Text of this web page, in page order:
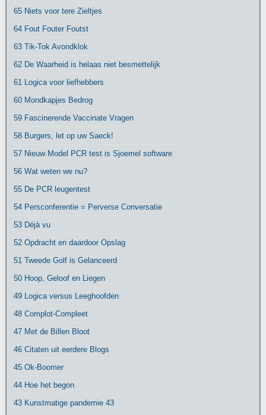
65 Niets voor tere Zieltjes
64 Fout Fouter Foutst
63 Tik-Tok Avondklok
62 De Waarheid is helaas niet besmettelijk
61 Logica voor liefhebbers
60 Mondkapjes Bedrog
59 Fascinerende Vaccinate Vragen
58 Burgers, let op uw Saeck!
57 Nieuw Model PCR test is Sjoemel software
56 Wat weten we nu?
55 De PCR leugentest
54 Persconferentie = Perverse Conversatie
53 Déjà vu
52 Opdracht en daardoor Opslag
51 Tweede Golf is Gelanceerd
50 Hoop, Geloof en Liegen
49 Logica versus Leeghoofden
48 Complot-Compleet
47 Met de Billen Bloot
46 Citaten uit eerdere Blogs
45 Ok-Boomer
44 Hoe het begon
43 Kunstmatige pandemie 43